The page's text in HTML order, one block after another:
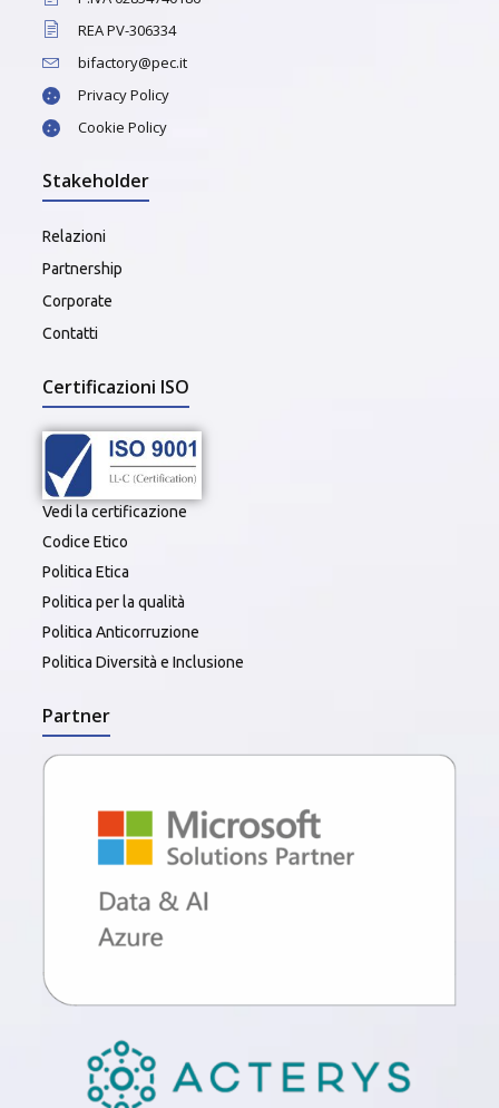
REA PV-306334
bifactory@pec.it
Privacy Policy
Cookie Policy
Stakeholder
Relazioni
Partnership
Corporate
Contatti
Certificazioni ISO
Vedi la certificazione
Codice Etico
Politica Etica
Politica per la qualità
Politica Anticorruzione
Politica Diversità e Inclusione
Partner